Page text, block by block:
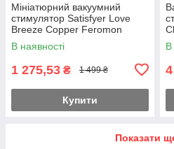
Мініатюрний вакуумний
стимулятор Satisfyer Love
Breeze Copper Feromon
В наявності
1 275,53 ₴ 1 499 ₴
Купити
В
Показати